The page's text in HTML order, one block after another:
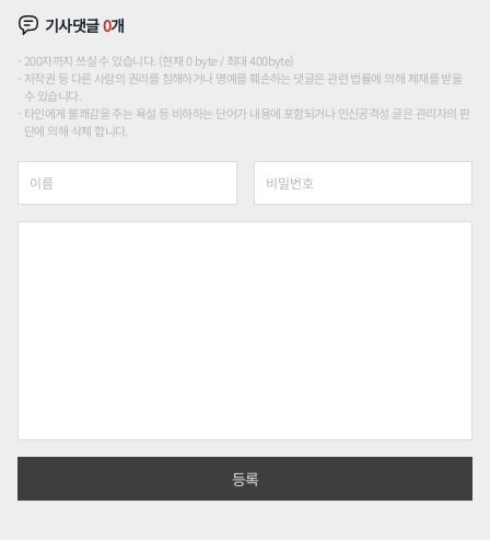
기사댓글0개
200자까지 쓰실 수 있습니다. (현재 0 byte / 최대 400byte)
저작권 등 다른 사람의 권리를 침해하거나 명예를 훼손하는 댓글은 관련 법률에 의해 제재를 받을
수 있습니다.
타인에게 불쾌감을 주는 욕설 등 비하하는 단어가 내용에 포함되거나 인신공격성 글은 관리자의 판
단에 의해 삭제 합니다.